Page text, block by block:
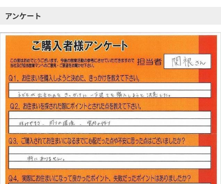
アンケート